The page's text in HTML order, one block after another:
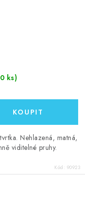
ks)
Nehlazená, matná,
viditelné pruhy.
Kód: 90923